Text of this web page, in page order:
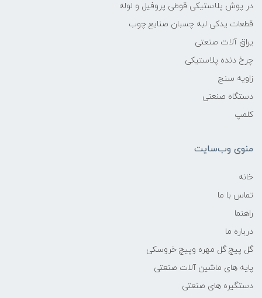
در پوش پلاستیکی قوطی پروفیل و لوله
قطعات یدکی لبه چسبان صنایع چوب
یراق آلات صنعتی
چرخ دنده پلاستیکی
زاویه سنج
دستگاه صنعتی
کلمپ
منوی وب‌سایت
خانه
تماس با ما
راهنما
درباره ما
گل پیچ گل مهره وپیچ خروسکی
پایه های ماشین آلات صنعتی
دستگیره های صنعتی